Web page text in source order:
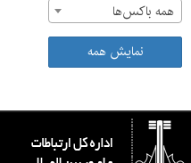
همه باکس‌ها
نمایش همه